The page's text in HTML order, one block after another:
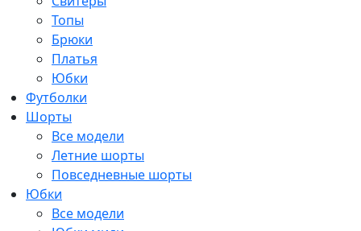
Топы
Брюки
Платья
Юбки
Футболки
Шорты
Все модели
Летние шорты
Повседневные шорты
Юбки
Все модели